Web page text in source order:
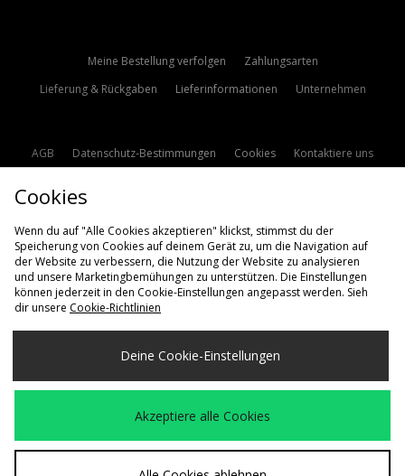
Meine Bestellung verfolgen
Zahlungsarten
Lieferung & Rückgaben
Lieferinformationen Unternehmen
AGB Datenschutz-Bestimmungen Cookies
Kontaktiere uns
Lieferung Nach
Deutschland
Wir akzeptieren die folgenden Zahlungsmethoden
Besuchen Sie unsere Unternehmens-Website auf
Cookies
Wenn du auf "Alle Cookies akzeptieren" klickst, stimmst du der
Speicherung von Cookies auf deinem Gerät zu, um die Navigation auf
der Website zu verbessern, die Nutzung der Website zu analysieren
und unsere Marketingbemühungen zu unterstützen. Die Einstellungen
können jederzeit in den Cookie-Einstellungen angepasst werden. Sieh
dir unsere Cookie-Richtlinien
Deine Cookie-Einstellungen
Akzeptiere alle Cookies